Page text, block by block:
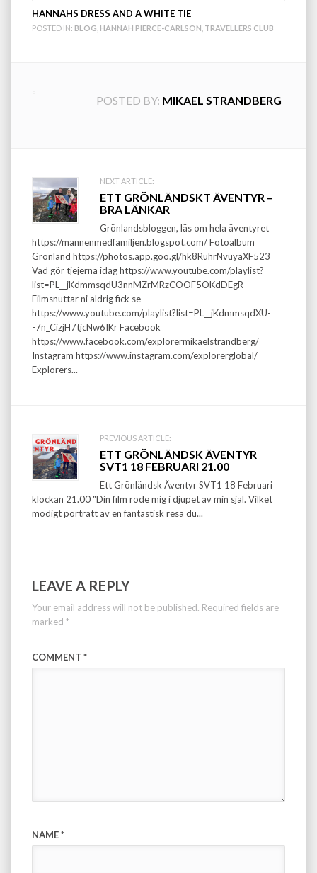
HANNAHS DRESS AND A WHITE TIE
POSTED IN: BLOG HANNAH PIERCE-CARLSON TRAVELLERS CLUB
POSTED BY: MIKAEL STRANDBERG
Post
navigation
NEXT ARTICLE:
ETT GRÖNLÄNDSKT ÄVENTYR –
BRA LÄNKAR
Grönlandsbloggen, läs om hela äventyret
https://mannenmedfamiljen.blogspot.com/ Fotoalbum
Grönland https://photos.app.goo.gl/hk8RuhrNvuyaXF523
Vad gör tjejerna idag https://www.youtube.com/playlist?
list=PL__jKdmmsqdU3nnMZrMRzCOOF5OKdDEgR
Filmsnuttar ni aldrig fick se
https://www.youtube.com/playlist?list=PL__jKdmmsqdXU-
-7n_CizjH7tjcNw6IKr Facebook
https://www.facebook.com/explorermikaelstrandberg/
Instagram https://www.instagram.com/explorerglobal/
Explorers...
PREVIOUS ARTICLE:
ETT GRÖNLÄNDSK ÄVENTYR
SVT1 18 FEBRUARI 21.00
Ett Grönländsk Äventyr SVT1 18 Februari
klockan 21.00 "Din film röde mig i djupet av min själ. Vilket
modigt porträtt av en fantastisk resa du...
LEAVE A REPLY
Your email address will not be published. Required fields are
marked *
COMMENT *
NAME*